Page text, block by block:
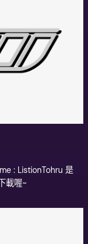
: ListionTohru 是
載喔~